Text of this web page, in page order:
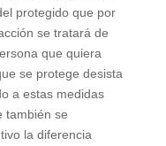
protegido que por
se tratará de
que quiera
se protege desista
a estas medidas
también se
la diferencia